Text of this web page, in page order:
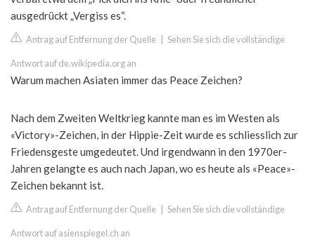
ausgedrückt „Vergiss es“.
Antrag auf Entfernung der Quelle Sehen Sie sich die vollständige
Antwort auf de.wikipedia.org an
Warum machen Asiaten immer das Peace Zeichen?
Nach dem Zweiten Weltkrieg kannte man es im Westen als
«Victory»-Zeichen, in der Hippie-Zeit wurde es schliesslich zur
Friedensgeste umgedeutet. Und irgendwann in den 1970er-
Jahren gelangte es auch nach Japan, wo es heute als «Peace»-
Zeichen bekannt ist.
Antrag auf Entfernung der Quelle Sehen Sie sich die vollständige
Antwort auf asienspiegel.ch an